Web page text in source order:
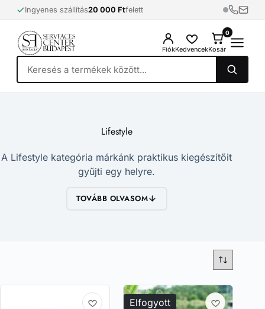
to
content
Ingyenes szállítás20 000 Ftfelett
FiókKedvencekKosár
0
Lifestyle
A Lifestyle kategória márkánk praktikus kiegészítőit
gyűjti egy helyre.
TOVÁBB OLVASOM
Elfogyott